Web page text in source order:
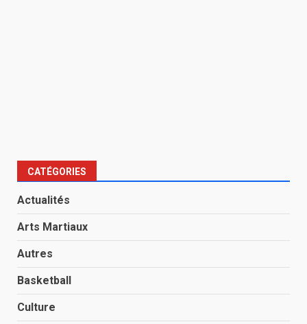
CATÉGORIES
Actualités
Arts Martiaux
Autres
Basketball
Culture